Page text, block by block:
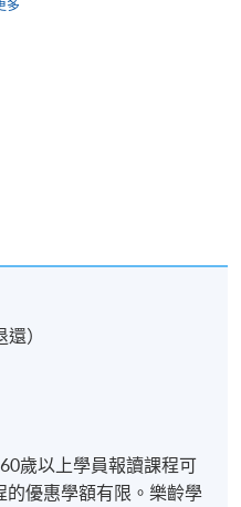
功課均以中文教授。
體制，經香港大學專
學及營養補充劑基礎證
多
）
歲以上學員報讀課程可
的優惠學額有限。樂齡學